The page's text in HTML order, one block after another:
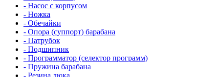
- Насос c корпусом
- Ножка
- Обечайки
- Опора (суппорт) барабана
- Патрубок
- Подшипник
- Программатор (селектор программ)
- Пружина барабана
- Резина люка